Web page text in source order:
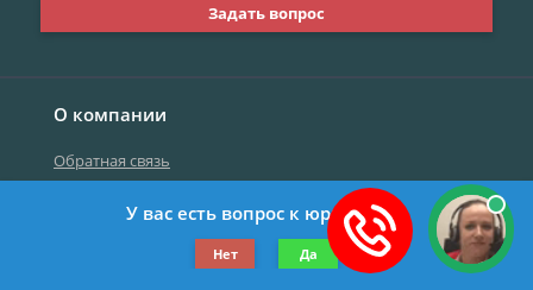
О компании
Обратная связь
©2019-2026 Все права защищены.
Задать вопрос
У вас есть вопрос к юристу?
Нет Да